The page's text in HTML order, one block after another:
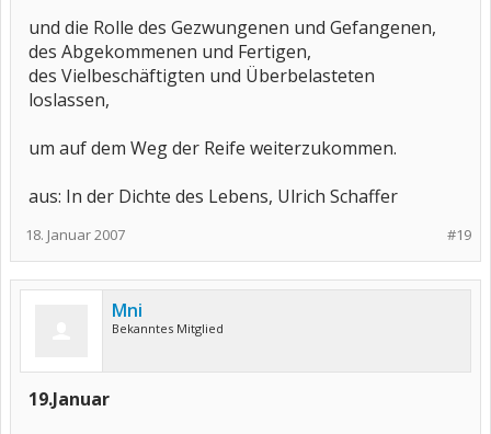
und die Rolle des Gezwungenen und Gefangenen,
des Abgekommenen und Fertigen,
des Vielbeschäftigten und Überbelasteten
loslassen,
um auf dem Weg der Reife weiterzukommen.
aus: In der Dichte des Lebens, Ulrich Schaffer
#19
18. Januar 2007
Mni
Bekanntes Mitglied
19.Januar